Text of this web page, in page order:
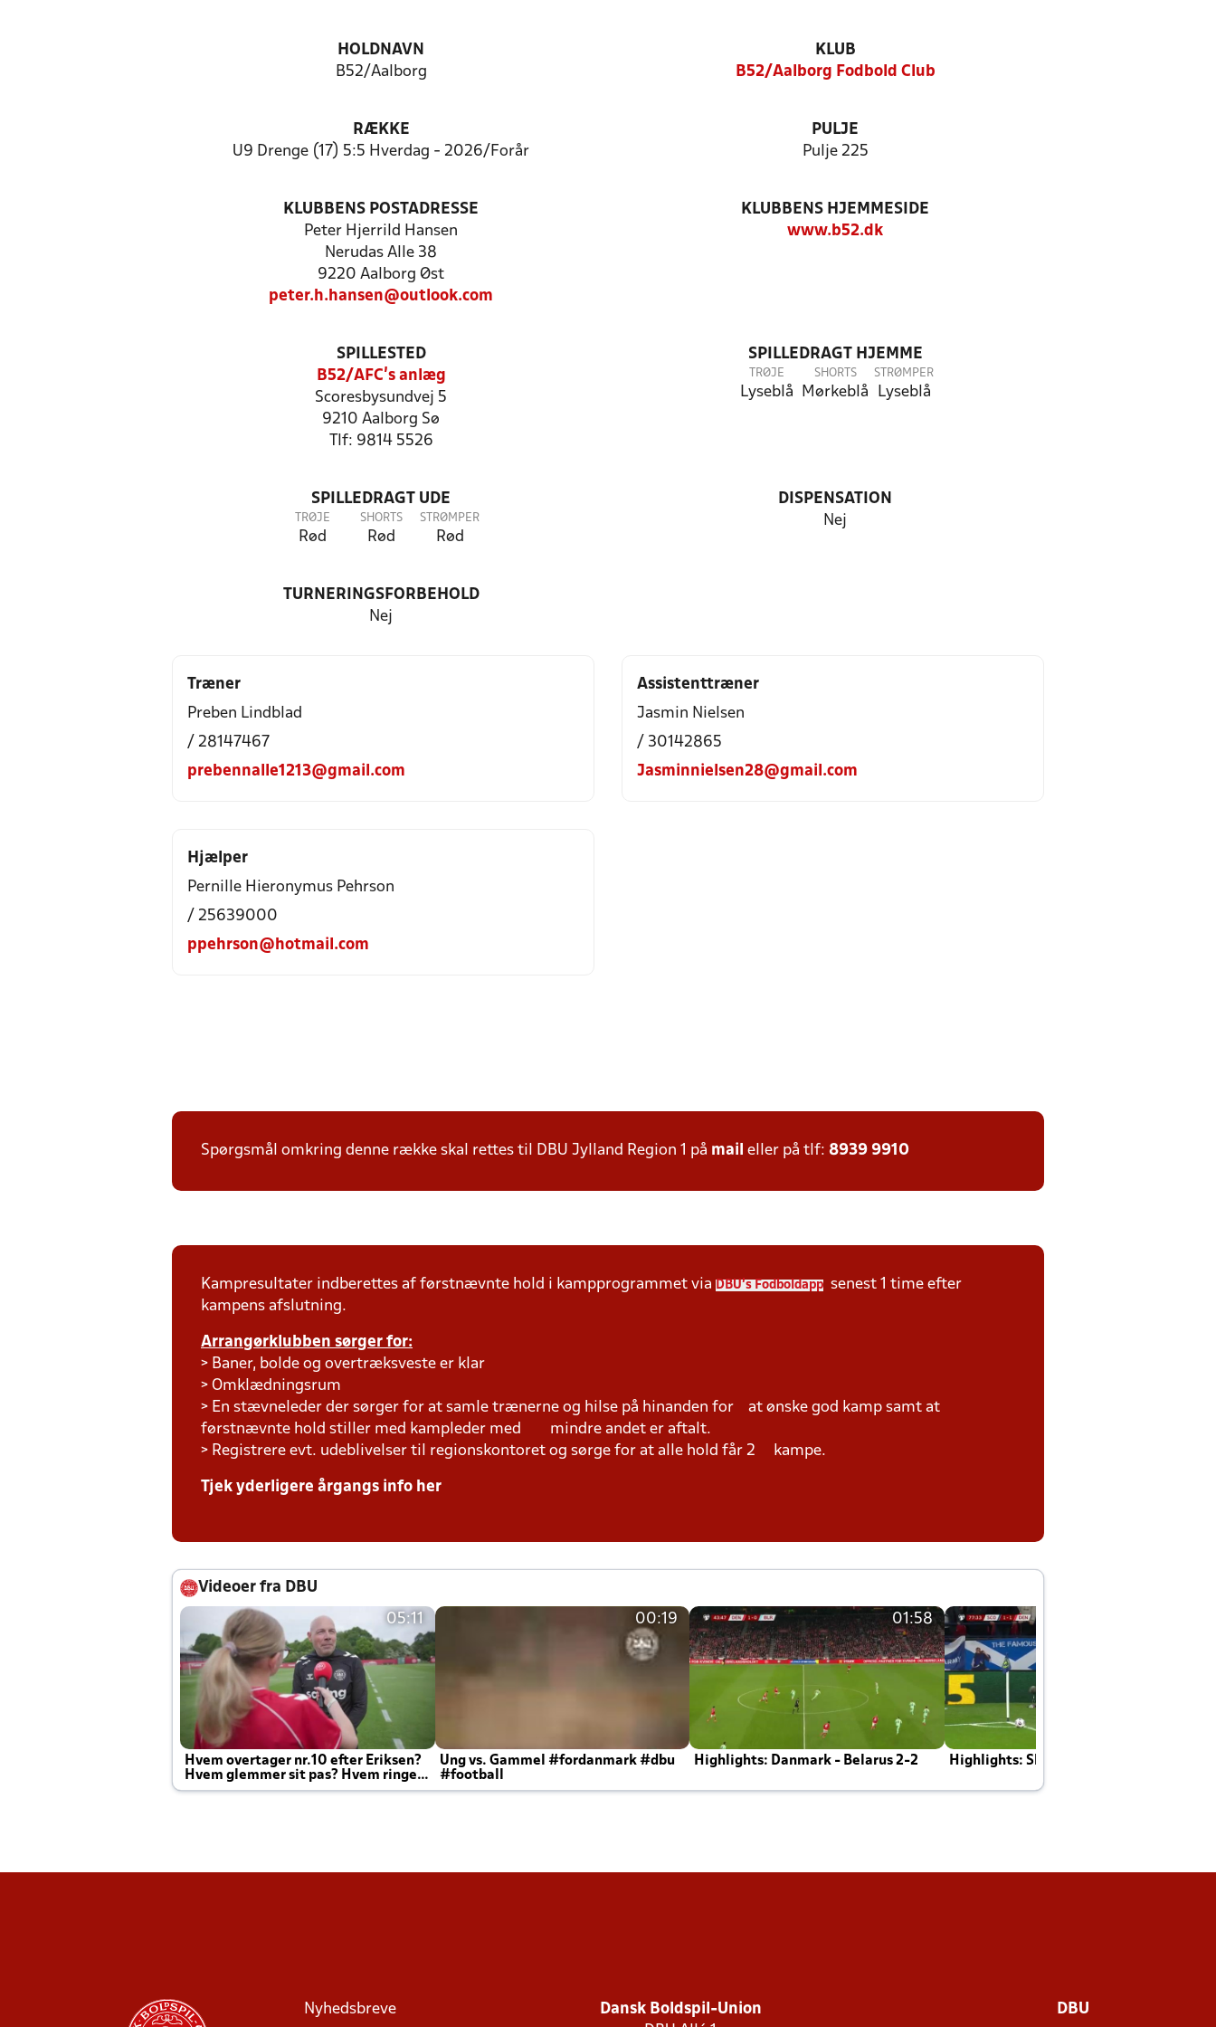
HOLDNAVN
B52/Aalborg
KLUB
B52/Aalborg Fodbold Club
RÆKKE
U9 Drenge (17) 5:5 Hverdag - 2026/Forår
PULJE
Pulje 225
KLUBBENS POSTADRESSE
Peter Hjerrild Hansen
Nerudas Alle 38
9220 Aalborg Øst
peter.h.hansen@outlook.com
KLUBBENS HJEMMESIDE
www.b52.dk
SPILLESTED
B52/AFC’s anlæg
Scoresbysundvej 5
9210 Aalborg Sø
Tlf: 9814 5526
SPILLEDRAGT HJEMME
TRØJE
Lyseblå
SHORTS
Mørkeblå
STRØMPER
Lyseblå
SPILLEDRAGT UDE
TRØJE
Rød
SHORTS
Rød
STRØMPER
Rød
DISPENSATION
Nej
TURNERINGSFORBEHOLD
Nej
Træner
Preben Lindblad
/ 28147467
prebennalle1213@gmail.com
Assistenttræner
Jasmin Nielsen
/ 30142865
Jasminnielsen28@gmail.com
Hjælper
Pernille Hieronymus Pehrson
/ 25639000
ppehrson@hotmail.com
Spørgsmål omkring denne række skal rettes til DBU Jylland Region 1 på mail eller på tlf: 8939 9910
Kampresultater indberettes af førstnævnte hold i kampprogrammet via DBU's Fodboldapp
senest 1 time efter
kampens afslutning.
Arrangørklubben sørger for:
> Baner, bolde og overtræksveste er klar
> Omklædningsrum
> En stævneleder der sørger for at samle trænerne og hilse på hinanden for at ønske god kamp samt at
førstnævnte hold stiller med kampleder med mindre andet er aftalt.
> Registrere evt. udeblivelser til regionskontoret og sørge for at alle hold får 2 kampe.
Tjek yderligere årgangs info her
Videoer fra DBU
05:11
Hvem overtager nr.10 efter Eriksen?
Hvem glemmer sit pas? Hvem ringer
Joachim altid til efter kampe?
00:19
Ung vs. Gammel #fordanmark #dbu
#football
01:58
Highlights: Danmark - Belarus 2-2 Highlights: Skotland - Danmark 4-2
Nyhedsbreve
Dansk Boldspil-Union
DBU